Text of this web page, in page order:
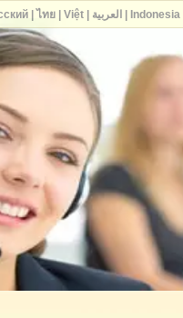
| ไทย| Việt| العربية Indonesia|